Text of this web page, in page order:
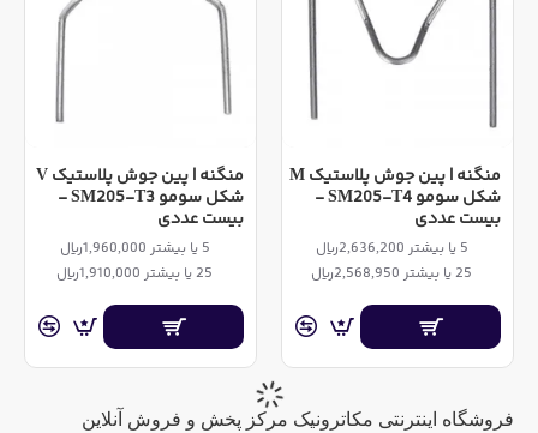
فروشگاه اینترنتی مکاترونیک مرکز پخش و فروش آنلاین
منگنه | پین جوش پلاستیک M
شکل سومو SM205-T4 -
بیست عددی
5 یا بیشتر 2,636,200ریال
25 یا بیشتر 2,568,950ریال
منگنه | پین جوش پلاستیک V
شکل سومو SM205-T3 -
بیست عددی
5 یا بیشتر 1,960,000ریال
25 یا بیشتر 1,910,000ریال